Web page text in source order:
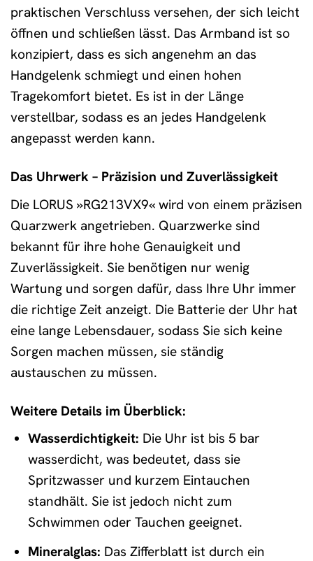
praktischen Verschluss versehen, der sich leicht
öffnen und schließen lässt. Das Armband ist so
konzipiert, dass es sich angenehm an das
Handgelenk schmiegt und einen hohen
Tragekomfort bietet. Es ist in der Länge
verstellbar, sodass es an jedes Handgelenk
angepasst werden kann.
Das Uhrwerk – Präzision und Zuverlässigkeit
Die LORUS »RG213VX9« wird von einem präzisen
Quarzwerk angetrieben. Quarzwerke sind
bekannt für ihre hohe Genauigkeit und
Zuverlässigkeit. Sie benötigen nur wenig
Wartung und sorgen dafür, dass Ihre Uhr immer
die richtige Zeit anzeigt. Die Batterie der Uhr hat
eine lange Lebensdauer, sodass Sie sich keine
Sorgen machen müssen, sie ständig
austauschen zu müssen.
Weitere Details im Überblick:
Wasserdichtigkeit: Die Uhr ist bis 5 bar
wasserdicht, was bedeutet, dass sie
Spritzwasser und kurzem Eintauchen
standhält. Sie ist jedoch nicht zum
Schwimmen oder Tauchen geeignet.
Mineralglas: Das Zifferblatt ist durch ein